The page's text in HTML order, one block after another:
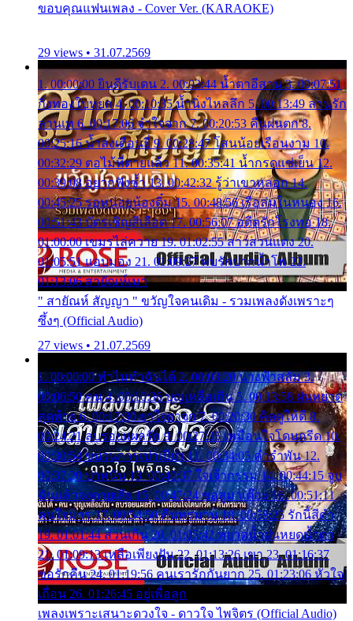
ขอบคุณแฟนเพลง - Cover Ver. (KARAOKE)
29 views • 31.07.2569
1. 00:00:00 ยินดีรับเดน 2. 00:03:44 น้ำตาอีสาน 3. 00:07:51
กิ่งทองใบหยก 4. 00:10:35 น้ำนิ่งไหลลึก 5. 00:13:49 ลานรัก
ลานเท 6. 00:17:06 จำใจจาก 7. 00:20:53 คืนฝนตก 8.
00:25:16 น้ำลงเดือนยี่ 9. 00:28:47 โสนน้อยเรือนงาม 10.
00:32:29 ตอไม้ที่ตายแล้ว 11. 00:35:41 น้ำกรดแช่เย็น 12.
00:39:08 อยากฟังซ้ำ 13. 00:42:32 รู้ว่าเขาหลอก 14.
00:45:25 รอหน่อยน้องติ๋ม 15. 00:48:56 เรือล่มในหนอง 16.
00:51:43 บัตรเชิญสีเลือด 17. 00:56:07 อดีตรักโรงทอ 18.
01:00:00 เขมรไล่ควาย 19. 01:02:55 สาวสวนแตง 20.
01:05:51 แอบมอง 21. 01:09:27 พบรักปากน้ำโพ 22.
01:13:06 สายัณห์เมา
" สายัณห์ สัญญา " ขวัญใจคนเดิม - รวมเพลงดังเพราะๆ
ซึ้งๆ (Official Audio)
27 views • 21.07.2569
1. 00:00:00 ทำไมทำฉันได้ 2. 00:03:20 นางฟ้าสลัม 3.
00:06:50 คน 4. 00:10:36 บุญเหลือเกิน 5. 00:13:58 ฝนหยาด
สุดท้าย 6. 00:17:30 ยาใจยาจก 7. 00:20:30 คิดดูให้ดี 8.
00:24:21 ลบรอยแผลรัก 9. 00:27:35 เหมือนใจโดนกรีด 10.
00:30:54 ขบวนการเปาเปียว 11. 00:34:05 คำรำพัน 12.
00:37:20 ปาหนัน 13. 00:40:37 ใจเจ้ากรรม 14. 00:44:15 จูบ
ฉันแล้วจงตายเสีย 15. 00:47:24 ขอสูมาเต๊อะ 16. 00:51:11
คนใจมาร 17. 00:54:50 คืนทรมาน 18. 00:58:25 รักนี้สีดำ
19. 01:01:44 ส่วนเกิน 20. 01:05:42 หยาดน้ำฝนหยดน้ำตา
21. 01:09:13 เหลือเพียงฝัน 22. 01:13:26 เขา 23. 01:16:37
ขอรักคืน 24. 01:19:56 คนเรารักกันยาก 25. 01:23:06 หัวใจ
เถื่อน 26. 01:26:45 อยู่เพื่อลูก
เพลงเพราะเสนาะดวงใจ - ดาวใจ ไพจิตร (Official Audio)